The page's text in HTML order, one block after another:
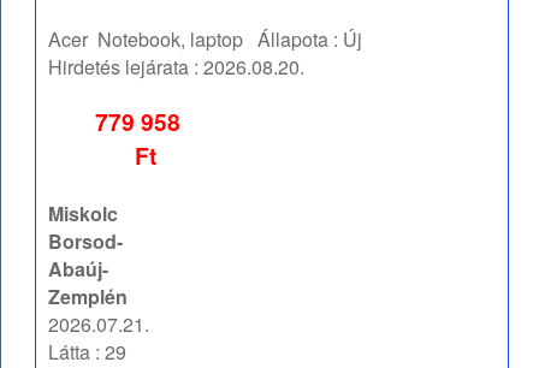
Acer Notebook, laptop Állapota : Új
Hirdetés lejárata :2026.08.20.
779 958
Ft
Miskolc
Borsod-
Abaúj-
Zemplén
2026.07.21.
Látta : 29